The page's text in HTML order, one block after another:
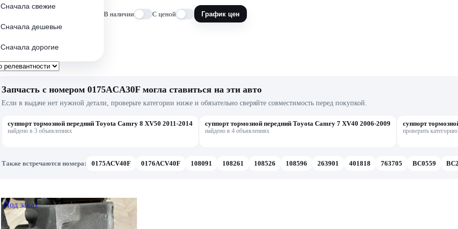
Сначала свежие
Сначала дешевые
Сначала дорогие
В наличии С ценой График цен
Запчасть с номером 0175ACA30F могла ставиться на эти авто
Если в выдаче нет нужной детали, проверьте категории ниже и обязательно сверяйте совместимость перед покупкой.
суппорт тормозной передний Toyota Camry 8 XV50 2011-2014
найдено в 3 объявлениях
суппорт тормозной передний Toyota Camry 7 XV40 2006-2009
найдено в 4 объявлениях
суппорт
проверить категорию
Также встречаются номера: 0175ACV40F 0176ACV40F 108091 108261 108526 108596 263901 401818 763705 BC0559
Под заказ